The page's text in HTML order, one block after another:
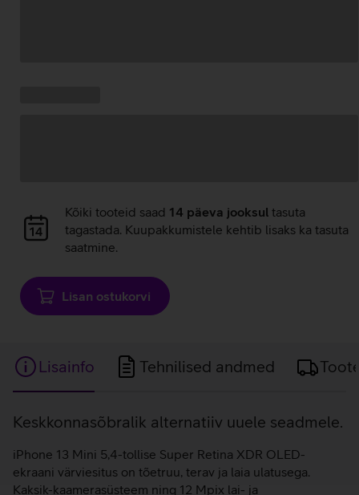
Andmete
laadimine
Kõiki tooteid saad 14 päeva jooksul tasuta
tagastada. Kuupakkumistele kehtib lisaks ka tasuta
saatmine.
Lisan ostukorvi
Lisainfo Tehnilised andmed
Lisainfo
Keskkonnasõbralik alternatiiv uuele seadmele.
iPhone 13 Mini 5,4-tollise Super Retina XDR OLED-
ekraani värviesitus on tõetruu, terav ja laia ulatusega.
Kaksik-kaamerasüsteem ning 12 Mpix lai- ja